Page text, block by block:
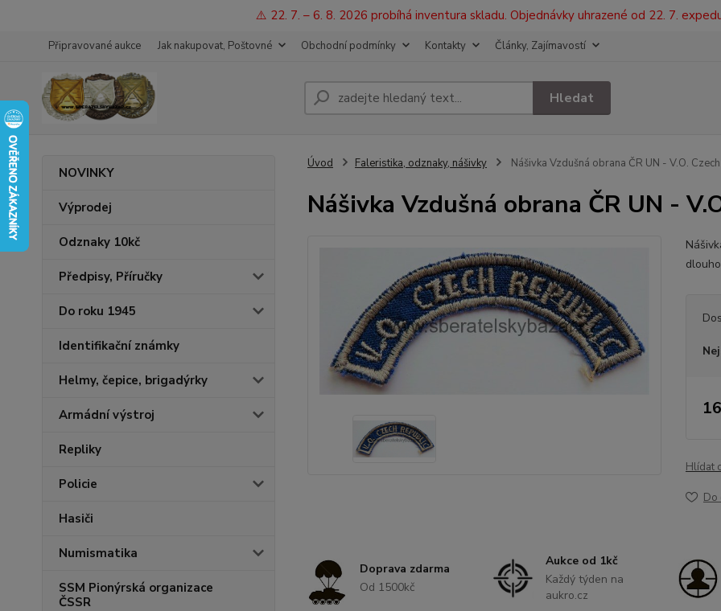
⚠️ 22. 7. – 6. 8. 2026 probíhá inventura skladu. Objednávky uhrazené od 22. 7.
Připravované aukce Jak nakupovat, Poštovné Obchodní podmínky Kontakty Články, Zajímavostí
Hledat
NOVINKY
Výprodej
Odznaky 10kč
Předpisy, Příručky
Do roku 1945
Identifikační známky
Helmy, čepice, brigadýrky
Armádní výstroj
Repliky
Policie
Hasiči
Numismatika
SSM Pionýrská organizace
ČSSR
Úvod Faleristika, odznaky, nášivky Nášivka Vzdušná obrana ČR UN - V.O.
Nášivka Vzdušná obrana ČR UN -
Hlídat
Do
Doprava zdarma
Od 1500kč
Aukce od 1kč
Každý týden na
aukro.cz